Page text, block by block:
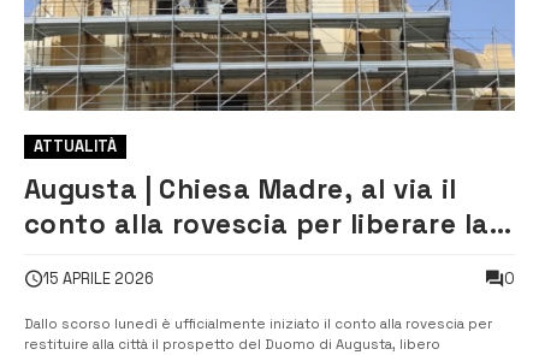
ATTUALITÀ
Augusta | Chiesa Madre, al via il
conto alla rovescia per liberare la
15 APRILE 2026 0
Dallo scorso lunedì è ufficialmente iniziato il conto alla rovescia per
restituire alla città il prospetto del Duomo di Augusta, libero